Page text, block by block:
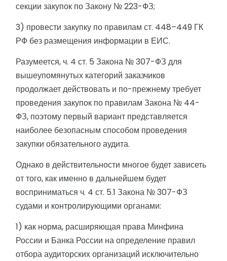
секции закупок по Закону № 223-ФЗ;
3) провести закупку по правилам ст. 448–449 ГК
РФ без размещения информации в ЕИС.
Разумеется, ч. 4 ст. 5 Закона № 307-ФЗ для
вышеупомянутых категорий заказчиков
продолжает действовать и по-прежнему требует
проведения закупок по правилам Закона № 44-
ФЗ, поэтому первый вариант представляется
наиболее безопасным способом проведения
закупки обязательного аудита.
Однако в действительности многое будет зависеть
от того, как именно в дальнейшем будет
восприниматься ч. 4 ст. 5.1 Закона № 307-ФЗ
судами и контролирующими органами:
1) как норма, расширяющая права Минфина
России и Банка России на определение правил
отбора аудиторских организаций исключительно